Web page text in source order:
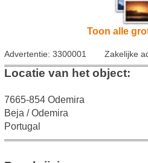
Toon alle
Advertentie: 3300001 Zakelijke
Locatie van het object:
7665-854 Odemira
Beja / Odemira
Portugal